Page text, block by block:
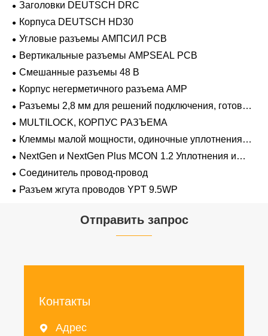
Заголовки DEUTSCH DRC
Корпуса DEUTSCH HD30
Угловые разъемы АМПСИЛ PCB
Вертикальные разъемы AMPSEAL PCB
Смешанные разъемы 48 В
Корпус негерметичного разъема AMP
Разъемы 2,8 мм для решений подключения, готовых
к напряжению 48 В
MULTILOCK, КОРПУС РАЗЪЕМА
Клеммы малой мощности, одиночные уплотнения
проводов 1,2 мм-2,8 мм
NextGen и NextGen Plus MCON 1.2 Уплотнения и
заглушки для полостей с одинарной проволокой с
замком-копьем
Соединитель провод-провод
Разъем жгута проводов YPT 9.5WP
Отправить запрос
Контакты
 Адрес